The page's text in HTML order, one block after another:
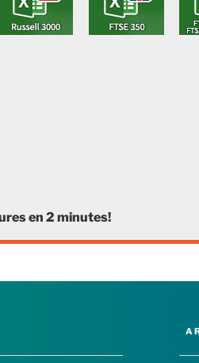
en 2 minutes!